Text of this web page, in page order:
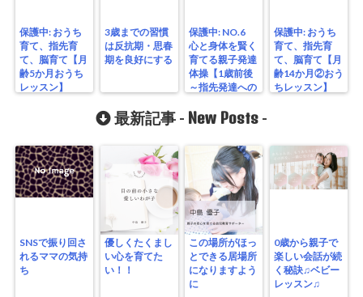
保護中: おうち
育て、指先育
て、脳育て【月
齢5か月おうち
レッスン】
3歳までの習慣
は反抗期・思春
期を良好にする
保護中: NO.6
心と身体を賢く
育てる親子発達
体操【1歳前後
～指先発達への
保護中: おうち
育て、指先育
て、脳育て【月
齢14か月②おう
ちレッスン】
最新記事 - New Posts -
SNSで振り回さ
れるママの気持
ち
優しくたくまし
い心を育てた
い！！
この場所がほっ
とできる居場所
になりますよう
に
0歳から親子で
楽しい会話が続
く秘訣♫ベビー
レッスン♫